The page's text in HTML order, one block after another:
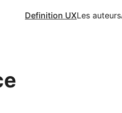
Definition UXLes auteurs